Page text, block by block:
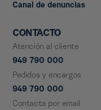
Canal de denuncias
CONTACTO
Atención al cliente
949 790 000
Pedidos y encargos
949 790 000
Contacta por email